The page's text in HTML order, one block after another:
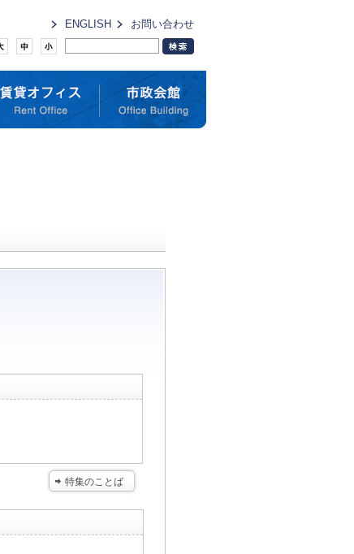
ENGLISH お問い合わせ
特集のことば